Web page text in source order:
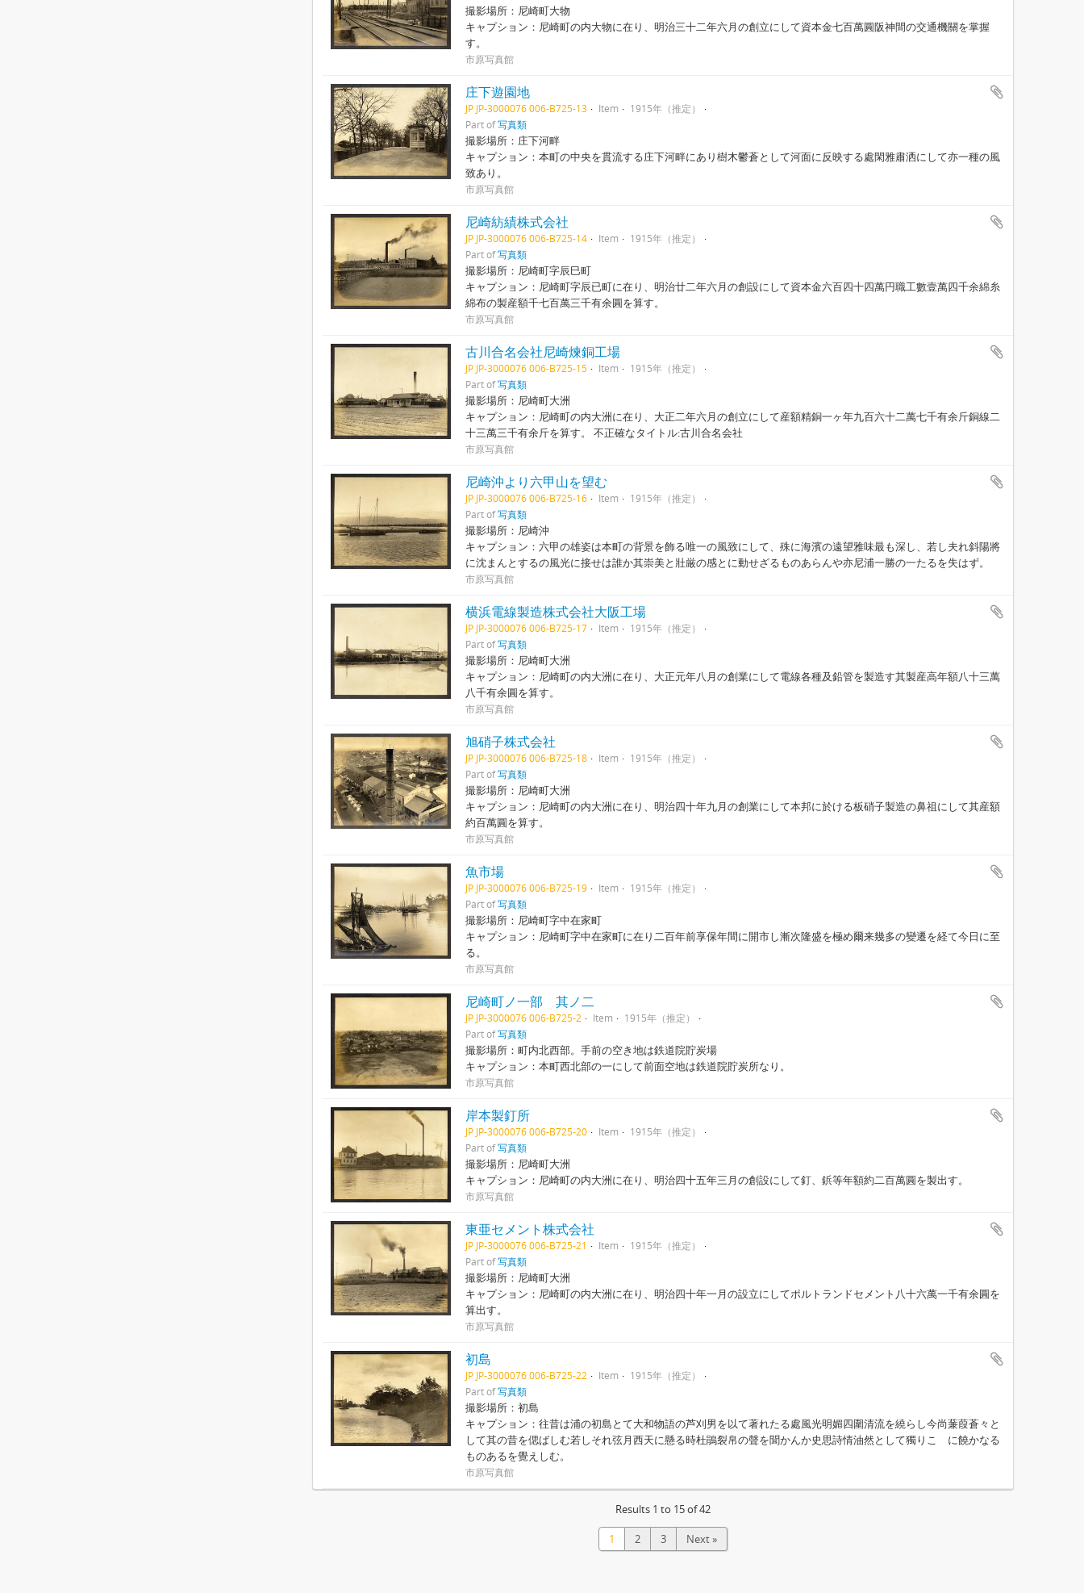
撮影場所：尼崎町大物
キャプション：尼崎町の内大物に在り、明治三十二年六月の創立にして資本金七百萬圓阪神間の交通機關を掌握
す。
市原写真館
庄下遊園地
JP JP-3000076 006-B725-13 Item
1915年（推定）
Part of写真類
撮影場所：庄下河畔
キャプション：本町の中央を貫流する庄下河畔にあり樹木鬱蒼として河面に反映する處閑雅肅洒にして亦一種の風
致あり。
市原写真館
尼崎紡績株式会社
JP JP-3000076 006-B725-14 Item
1915年（推定）
Part of写真類
撮影場所：尼崎町字辰巳町
キャプション：尼崎町字辰已町に在り、明治廿二年六月の創設にして資本金六百四十四萬円職工數壹萬四千余綿糸
綿布の製産額千七百萬三千有余圓を算す。
市原写真館
古川合名会社尼崎煉銅工場
JP JP-3000076 006-B725-15 Item
1915年（推定）
Part of写真類
撮影場所：尼崎町大洲
キャプション：尼崎町の内大洲に在り、大正二年六月の創立にして産額精銅一ヶ年九百六十二萬七千有余斤銅線二
十三萬三千有余斤を算す。 不正確なタイトル:古川合名会社
市原写真館
尼崎沖より六甲山を望む
JP JP-3000076 006-B725-16 Item
1915年（推定）
Part of写真類
撮影場所：尼崎沖
キャプション：六甲の雄姿は本町の背景を飾る唯一の風致にして、殊に海濱の遠望雅味最も深し、若し夫れ斜陽將
に沈まんとするの風光に接せは誰か其崇美と壯厳の感とに動せざるものあらんや亦尼浦一勝の一たるを失はず。
市原写真館
横浜電線製造株式会社大阪工場
JP JP-3000076 006-B725-17 Item
1915年（推定）
Part of写真類
撮影場所：尼崎町大洲
キャプション：尼崎町の内大洲に在り、大正元年八月の創業にして電線各種及鉛管を製造す其製産高年額八十三萬
八千有余圓を算す。
市原写真館
旭硝子株式会社
JP JP-3000076 006-B725-18 Item
1915年（推定）
Part of写真類
撮影場所：尼崎町大洲
キャプション：尼崎町の内大洲に在り、明治四十年九月の創業にして本邦に於ける板硝子製造の鼻祖にして其産額
約百萬圓を算す。
市原写真館
魚市場
JP JP-3000076 006-B725-19 Item
1915年（推定）
Part of写真類
撮影場所：尼崎町字中在家町
キャプション：尼崎町字中在家町に在り二百年前享保年間に開市し漸次隆盛を極め爾来幾多の變遷を経て今日に至
る。
市原写真館
尼崎町ノ一部 其ノ二
JP JP-3000076 006-B725-2 Item
1915年（推定）
Part of写真類
撮影場所：町内北西部。手前の空き地は鉄道院貯炭場
キャプション：本町西北部の一にして前面空地は鉄道院貯炭所なり。
市原写真館
岸本製釘所
JP JP-3000076 006-B725-20 Item
1915年（推定）
Part of写真類
撮影場所：尼崎町大洲
キャプション：尼崎町の内大洲に在り、明治四十五年三月の創設にして釘、鋲等年額約二百萬圓を製出す。
市原写真館
東亜セメント株式会社
JP JP-3000076 006-B725-21 Item
1915年（推定）
Part of写真類
撮影場所：尼崎町大洲
キャプション：尼崎町の内大洲に在り、明治四十年一月の設立にしてポルトランドセメント八十六萬一千有余圓を
算出す。
市原写真館
初島
JP JP-3000076 006-B725-22 Item
1915年（推定）
Part of写真類
撮影場所：初島
キャプション：往昔は浦の初島とて大和物語の芦刈男を以て著れたる處風光明媚四圍清流を繞らし今尚蒹葭蒼々と
して其の昔を偲ばしむ若しそれ弦月西天に懸る時杜鵑裂帛の聲を聞かんか史思詩情油然として獨りこゝに饒かなる
ものあるを覺えしむ。
市原写真館
Results 1 to 15 of 42
1 2 3 Next »